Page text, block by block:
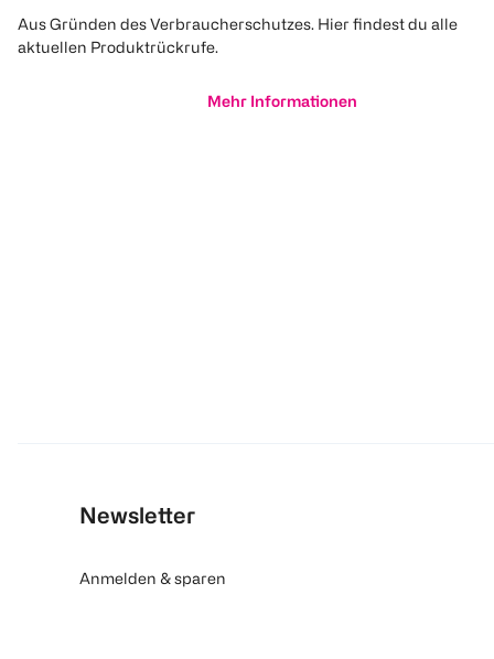
Aus Gründen des Verbraucherschutzes. Hier findest du alle
aktuellen Produktrückrufe.
Mehr Informationen
Newsletter
Anmelden & sparen